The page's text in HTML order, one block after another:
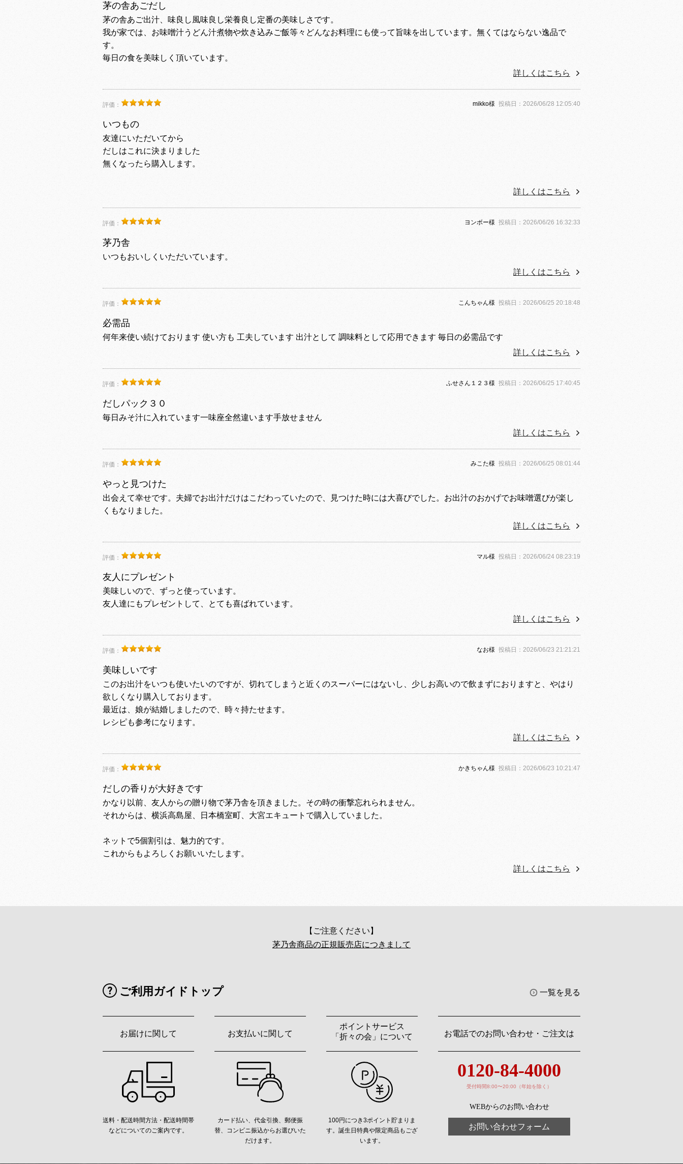
茅の舎あごだし
茅の舎あご出汁、味良し風味良し栄養良し定番の美味しさです。
我が家では、お味噌汁うどん汁煮物や炊き込みご飯等々どんなお料理にも使って旨味を出しています。無くてはならない逸品で
す。
毎日の食を美味しく頂いています。
詳しくはこちら
評価： mikko様 投稿日：2026/06/28 12:05:40
いつもの
友達にいただいてから
だしはこれに決まりました
無くなったら購入します。
詳しくはこちら
評価： ヨンボー様 投稿日：2026/06/26 16:32:33
茅乃舎
いつもおいしくいただいています。
詳しくはこちら
評価： こんちゃん様 投稿日：2026/06/25 20:18:48
必需品
何年来使い続けております 使い方も 工夫しています 出汁として 調味料として応用できます 毎日の必需品です
詳しくはこちら
評価： ふせさん１２３様 投稿日：2026/06/25 17:40:45
だしパック３０
毎日みそ汁に入れています一味座全然違います手放せません
詳しくはこちら
評価： みこた様 投稿日：2026/06/25 08:01:44
やっと見つけた
出会えて幸せです。夫婦でお出汁だけはこだわっていたので、見つけた時には大喜びでした。お出汁のおかげでお味噌選びが楽し
くもなりました。
詳しくはこちら
評価： マル様 投稿日：2026/06/24 08:23:19
友人にプレゼント
美味しいので、ずっと使っています。
友人達にもプレゼントして、とても喜ばれています。
詳しくはこちら
評価： なお様 投稿日：2026/06/23 21:21:21
美味しいです
このお出汁をいつも使いたいのですが、切れてしまうと近くのスーパーにはないし、少しお高いので飲まずにおりますと、やはり
欲しくなり購入しております。
最近は、娘が結婚しましたので、時々持たせます。
レシピも参考になります。
詳しくはこちら
評価： かきちゃん様 投稿日：2026/06/23 10:21:47
だしの香りが大好きです
かなり以前、友人からの贈り物で茅乃舎を頂きました。その時の衝撃忘れられません。
それからは、横浜高島屋、日本橋室町、大宮エキュートで購入していました。
ネットで5個割引は、魅力的です。
これからもよろしくお願いいたします。
詳しくはこちら
【ご注意ください】
茅乃舎商品の正規販売店につきまして
ご利用ガイドトップ 一覧を見る
お届けに関して
送料・配送時間方法・配送時間帯
などについてのご案内です。
お支払いに関して
カード払い、代金引換、郵便振
替、コンビニ振込からお選びいた
だけます。
ポイントサービス
「折々の会」について
100円につき3ポイント貯まりま
す。誕生日特典や限定商品もござ
います。
お電話でのお問い合わせ・ご注文は
0120-84-4000
受付時間8:00〜20:00（年始を除く）
WEBからのお問い合わせ
お問い合わせフォーム